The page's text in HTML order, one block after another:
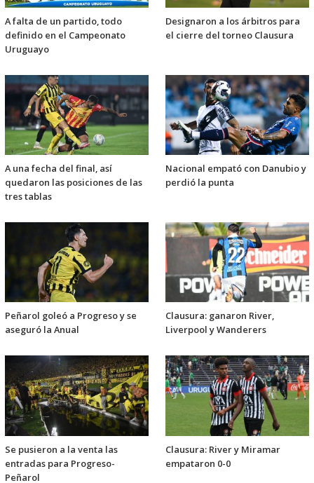
A falta de un partido, todo
definido en el Campeonato
Uruguayo
Designaron a los árbitros para
el cierre del torneo Clausura
A una fecha del final, así
quedaron las posiciones de las
tres tablas
Nacional empató con Danubio y
perdió la punta
Peñarol goleó a Progreso y se
aseguró la Anual
Clausura: ganaron River,
Liverpool y Wanderers
Se pusieron a la venta las
entradas para Progreso-
Peñarol
Clausura: River y Miramar
empataron 0-0